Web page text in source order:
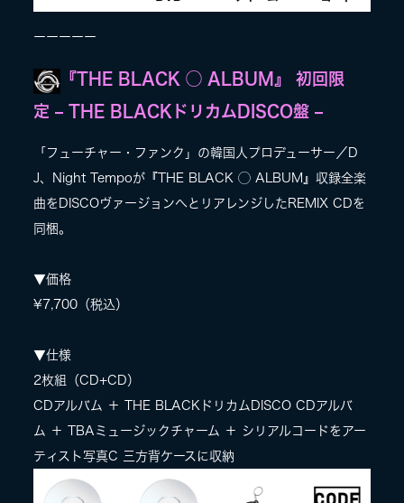
ーーーーー
『THE BLACK ◯ ALBUM』 初回限
定 – THE BLACKドリカムDISCO盤 –
「フューチャー・ファンク」の韓国人プロデューサー／D
J、Night Tempoが『THE BLACK ◯ ALBUM』収録全楽
曲をDISCOヴァージョンへとリアレンジしたREMIX CDを
同梱。
▼価格
¥7,700（税込）
▼仕様
2枚組（CD+CD）
CDアルバム ＋ THE BLACKドリカムDISCO CDアルバ
ム ＋ TBAミュージックチャーム ＋ シリアルコードをアー
ティスト写真C 三方背ケースに収納